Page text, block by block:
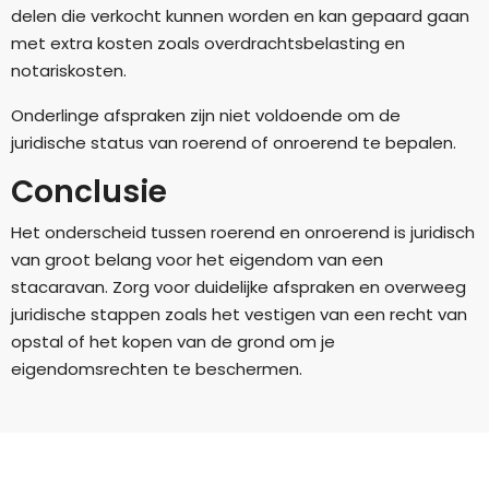
delen die verkocht kunnen worden en kan gepaard gaan
met extra kosten zoals overdrachtsbelasting en
notariskosten.
Onderlinge afspraken zijn niet voldoende om de
juridische status van roerend of onroerend te bepalen.
Conclusie
Het onderscheid tussen roerend en onroerend is juridisch
van groot belang voor het eigendom van een
stacaravan. Zorg voor duidelijke afspraken en overweeg
juridische stappen zoals het vestigen van een recht van
opstal of het kopen van de grond om je
eigendomsrechten te beschermen.